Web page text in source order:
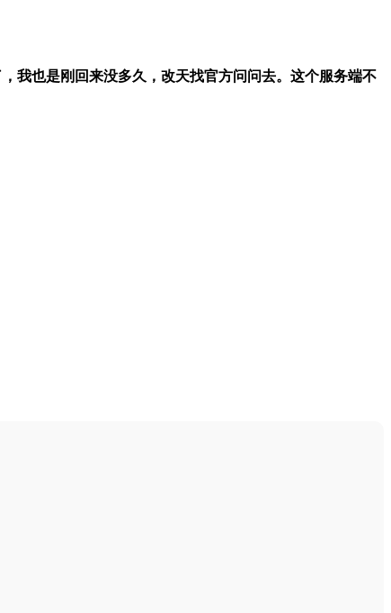
我也是刚回来没多久，改天找官方问问去。 这个服务端不